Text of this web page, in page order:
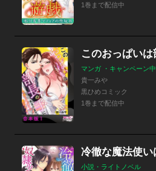
1巻まで配信中
マンガ ・キャンペーン中
貴一みや
黒ひめコミック
1巻まで配信中
小説・ライトノベル